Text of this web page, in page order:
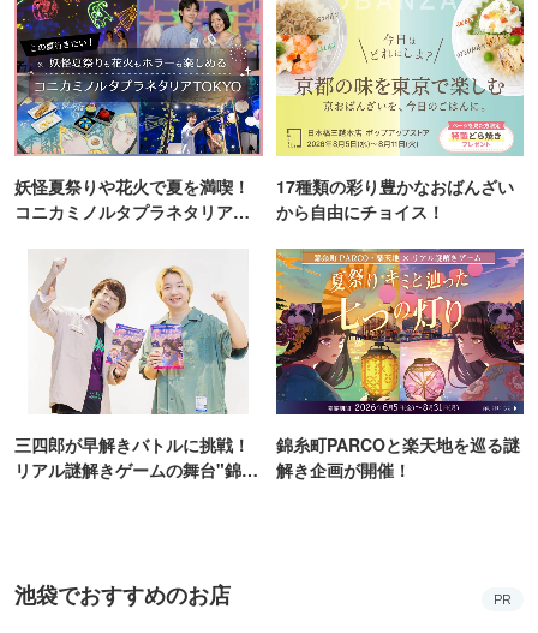
妖怪夏祭りや花火で夏を満喫！
コニカミノルタプラネタリア
17種類の彩り豊かなおばんざい
から自由にチョイス！
三四郎が早解きバトルに挑戦！
リアル謎解きゲームの舞台"錦糸
錦糸町PARCOと楽天地を巡る謎
解き企画が開催！
池袋でおすすめのお店 PR